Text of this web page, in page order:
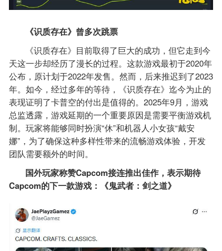
《识质存在》曾多次跳票
《识质存在》目前取得了巨大的成功，但它走到今
天这一步却经历了漫长的过程。这款游戏最初于2020年
公布，原计划于2022年发售。然而，后来推迟到了2023
年。如今，经过多年的等待，《识质存在》迄今为止的
表现证明了卡普空的付出是值得的。2025年9月，游戏
总监透露，游戏延期的一个重要原因是需要平衡游戏机
制。玩家将能够同时扮演“休”和机器人小女孩“戴安
娜”，为了确保这种多样性带来的流畅游戏体验，开发
团队需要额外的时间。
国外玩家称赞Capcom接连推出佳作，表示期待
Capcom的下一款游戏：《鬼武者：剑之道》